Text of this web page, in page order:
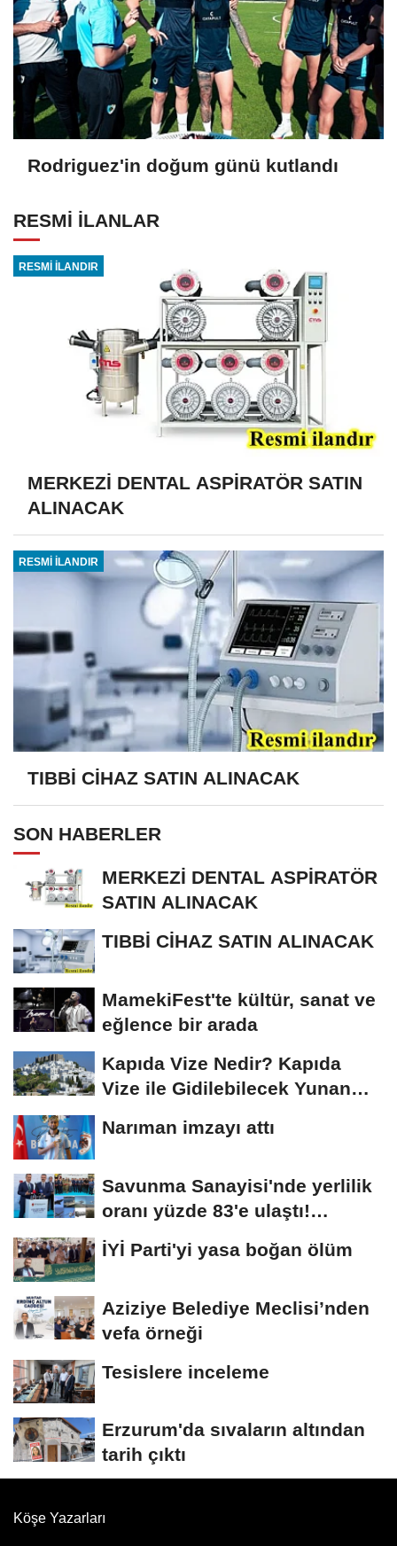
Rodriguez'in doğum günü kutlandı
RESMİ İLANLAR
RESMİ İLANDIR
MERKEZİ DENTAL ASPİRATÖR SATIN
ALINACAK
RESMİ İLANDIR
TIBBİ CİHAZ SATIN ALINACAK
SON HABERLER
MERKEZİ DENTAL ASPİRATÖR
SATIN ALINACAK
TIBBİ CİHAZ SATIN ALINACAK
MamekiFest'te kültür, sanat ve
eğlence bir arada
Kapıda Vize Nedir? Kapıda
Vize ile Gidilebilecek Yunan
Narıman imzayı attı
Savunma Sanayisi'nde yerlilik
oranı yüzde 83'e ulaştı!
Erzurum da...
İYİ Parti'yi yasa boğan ölüm
Aziziye Belediye Meclisi’nden
vefa örneği
Tesislere inceleme
Erzurum'da sıvaların altından
tarih çıktı
Köşe Yazarları